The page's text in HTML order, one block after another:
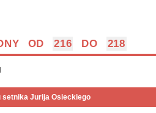
OD 216 DO 218
setnika Jurija Osieckiego